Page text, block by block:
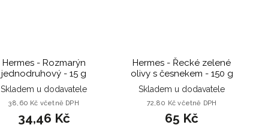
Hermes - Rozmarýn
jednodruhový - 15 g
Skladem u dodavatele
38,60 Kč včetně DPH
34,46 Kč
Hermes - Řecké zelené
olivy s česnekem - 150 g
Skladem u dodavatele
72,80 Kč včetně DPH
65 Kč